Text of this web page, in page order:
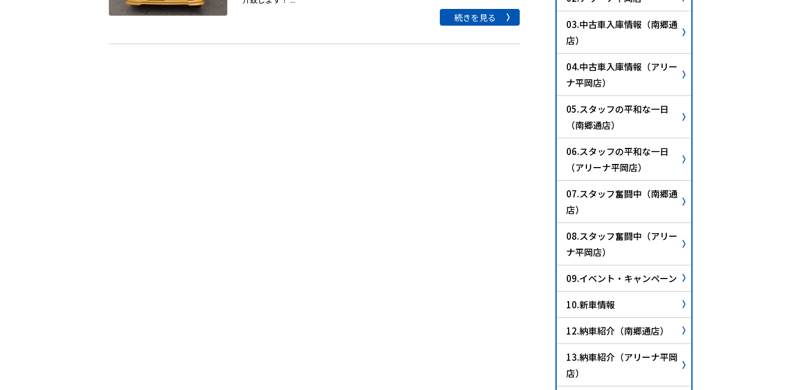
続きを見る
03.中古車入庫情報（南郷通
店）
04.中古車入庫情報（アリー
ナ平岡店）
05.スタッフの平和な一日
（南郷通店）
06.スタッフの平和な一日
（アリーナ平岡店）
07.スタッフ奮闘中（南郷通
店）
08.スタッフ奮闘中（アリー
ナ平岡店）
09.イベント・キャンペーン
10.新車情報
12.納車紹介（南郷通店）
13.納車紹介（アリーナ平岡
店）